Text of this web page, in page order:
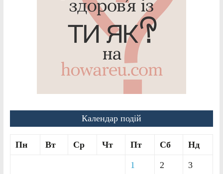
Календар подій
Пн Вт Ср Чт Пт Сб Нд
1 2 3